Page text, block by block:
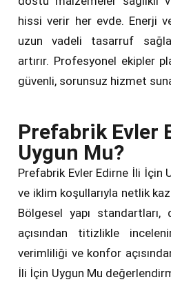
hissi verir her evde. Enerji
uzun vadeli tasarruf
artırır. Profesyonel ekipler
güvenli, sorunsuz hizmet
Prefabrik Evler
Uygun Mu?
Prefabrik Evler Edirne İli İçin
ve iklim koşullarıyla netlik
Bölgesel yapı standartları,
açısından titizlikle
verimliliği ve konfor
İli İçin Uygun Mu